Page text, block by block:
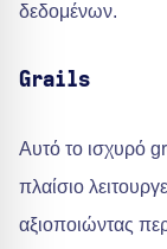
δεδομένων.
Grails
Αυτό το ισχυρό
πλαίσιο
αξιοποιώντας